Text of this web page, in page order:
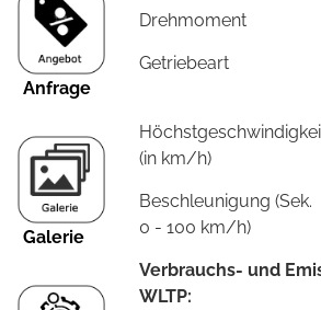
Anfrage
Galerie
Drehmoment
Getriebeart
(in km/h)
Beschleunigung (Sek.
0 - 100 km/h)
Verbrauchs- und
WLTP: